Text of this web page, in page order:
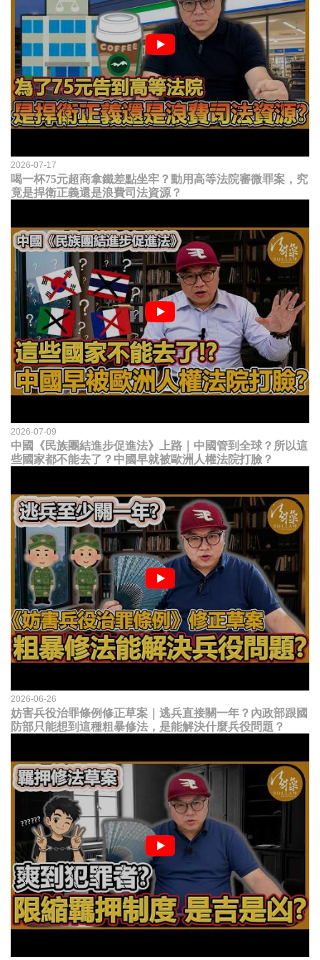
2026-07-17
喝一杯75元超商拿鐵差點坐牢？動用高等法院審微罪案，究
竟是捍衛正義還是浪費司法資源？
2026-07-09
中國《民族團結進步促進法》上路｜中國管到全球？所以這
些國家都不能去了？中國早就被歐洲人權法院打臉？
2026-06-26
妨害兵役治罪條例修正草案｜逃兵直接關一年？內政部跟國
防部只能想到這種粗暴修法，是能解決什麼兵役問題？